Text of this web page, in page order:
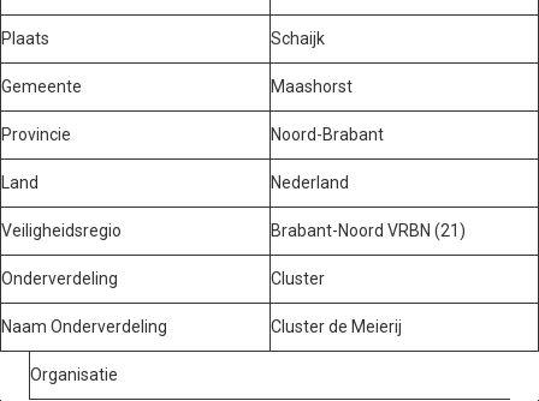
Plaats Schaijk
Gemeente Maashorst
Provincie Noord-Brabant
Land Nederland
Veiligheidsregio Brabant-Noord VRBN (21)
Onderverdeling Cluster
Naam Onderverdeling Cluster de Meierij
Organisatie